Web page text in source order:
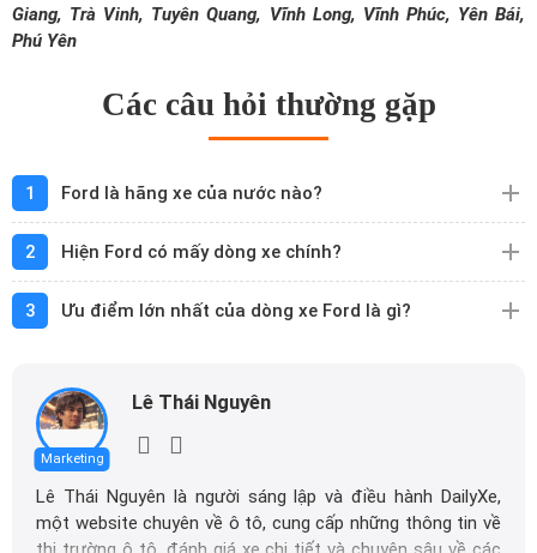
Giang, Trà Vinh, Tuyên Quang, Vĩnh Long, Vĩnh Phúc, Yên Bái,
Phú Yên
Các câu hỏi thường gặp
1 Ford là hãng xe của nước nào?
2 Hiện Ford có mấy dòng xe chính?
3 Ưu điểm lớn nhất của dòng xe Ford là gì?
Marketing
Lê Thái Nguyên
Lê Thái Nguyên là người sáng lập và điều hành DailyXe,
một website chuyên về ô tô, cung cấp những thông tin về